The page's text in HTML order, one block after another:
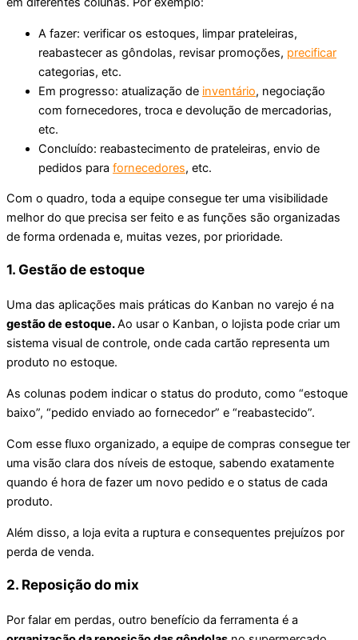
A fazer: verificar os estoques, limpar prateleiras,
reabastecer as gôndolas, revisar promoções, precificar
categorias, etc.
Em progresso: atualização de inventário, negociação
com fornecedores, troca e devolução de mercadorias,
etc.
Concluído: reabastecimento de prateleiras, envio de
pedidos para fornecedores, etc.
Com o quadro, toda a equipe consegue ter uma visibilidade
melhor do que precisa ser feito e as funções são organizadas
de forma ordenada e, muitas vezes, por prioridade.
1. Gestão de estoque
Uma das aplicações mais práticas do Kanban no varejo é na
gestão de estoque.Ao usar o Kanban, o lojista pode criar um
sistema visual de controle, onde cada cartão representa um
produto no estoque.
As colunas podem indicar o status do produto, como “estoque
baixo”, “pedido enviado ao fornecedor” e “reabastecido”.
Com esse fluxo organizado, a equipe de compras consegue ter
uma visão clara dos níveis de estoque, sabendo exatamente
quando é hora de fazer um novo pedido e o status de cada
produto.
Além disso, a loja evita a ruptura e consequentes prejuízos por
perda de venda.
2. Reposição do mix
Por falar em perdas, outro benefício da ferramenta é a